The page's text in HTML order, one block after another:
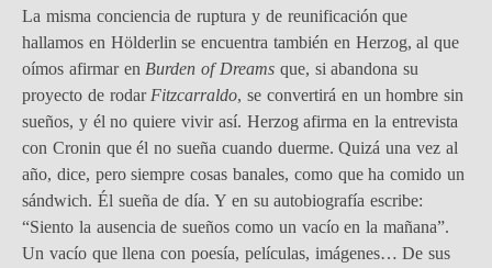
La misma conciencia de ruptura y de reunificación que
hallamos en Hölderlin se encuentra también en Herzog, al que
oímos afirmar en Burden of Dreams que, si abandona su
proyecto de rodar Fitzcarraldo, se convertirá en un hombre sin
sueños, y él no quiere vivir así. Herzog afirma en la entrevista
con Cronin que él no sueña cuando duerme. Quizá una vez al
año, dice, pero siempre cosas banales, como que ha comido un
sándwich. Él sueña de día. Y en su autobiografía escribe:
“Siento la ausencia de sueños como un vacío en la mañana”.
Un vacío que llena con poesía, películas, imágenes… De sus